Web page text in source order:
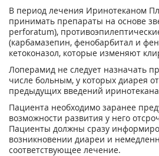
В период лечения Иринотеканом
принимать препараты на основе
perforatum),
(карбамазепин, фенобарбитал и
кетоконазол, которые изменяют
Лоперамид не следует назначать
числе больным, у которых диарея
предыдущих введений
Пациента необходимо заранее
возможности развития у него
Пациенты должны сразу
возникновении диареи и
соответствующее лечение.